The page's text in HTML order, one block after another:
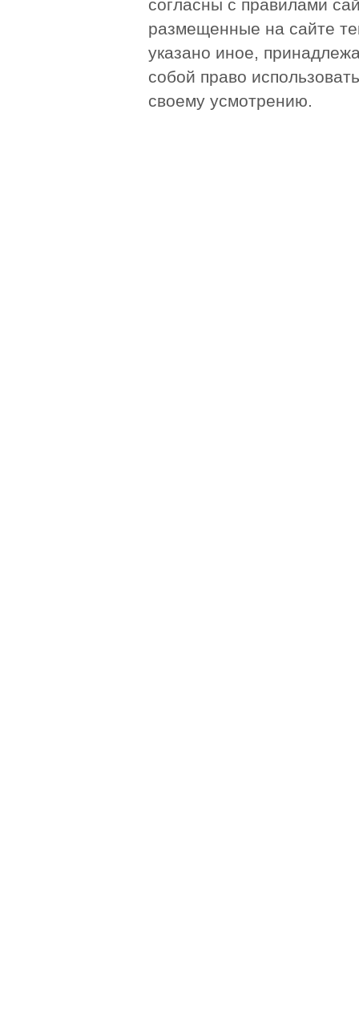
согласны с правилами
размещенные на сайте
указано иное,
собой право
своему усмотрению.